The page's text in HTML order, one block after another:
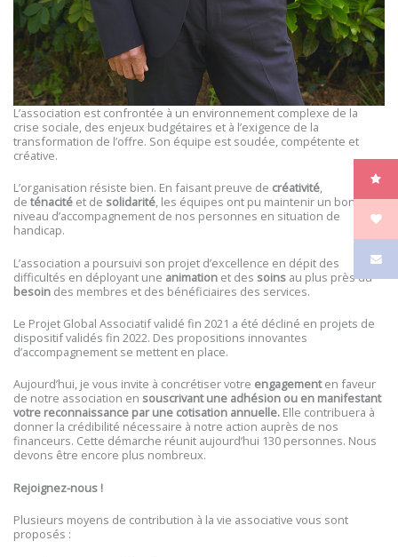
L’association est confrontée à un environnement complexe de la
crise sociale, des enjeux budgétaires et à l’exigence de la
transformation de l’offre. Son équipe est soudée, compétente et
créative.
L’organisation résiste bien. En faisant preuve de créativité,
de ténacité et de solidarité, les équipes ont pu maintenir un bon
niveau d’accompagnement de nos personnes en situation de
handicap.
L’association a poursuivi son projet d’excellence en dépit des
difficultés en déployant une animation et des soins au plus près du
besoin des membres et des bénéficiaires des services.
Le Projet Global Associatif validé fin 2021 a été décliné en projets de
dispositif validés fin 2022. Des propositions innovantes
d’accompagnement se mettent en place.
Aujourd’hui, je vous invite à concrétiser votre engagementen faveur
de notre association en souscrivant une adhésion ou en manifestant
votre reconnaissance par une cotisation annuelle. Elle contribuera à
donner la crédibilité nécessaire à notre action auprès de nos
financeurs. Cette démarche réunit aujourd’hui 130 personnes. Nous
devons être encore plus nombreux.
Rejoignez-nous !
Plusieurs moyens de contribution à la vie associative vous sont
proposés :